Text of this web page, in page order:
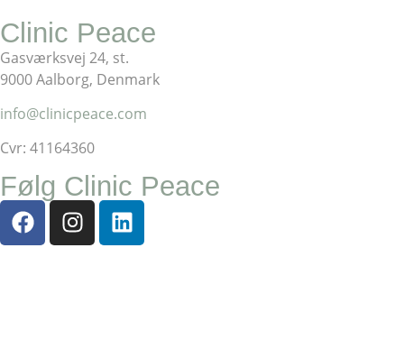
Clinic Peace
Gasværksvej 24, st.
9000 Aalborg, Denmark
info@clinicpeace.com
Cvr: 41164360
Følg Clinic Peace